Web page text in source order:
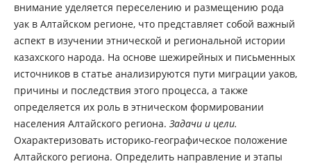
внимание уделяется переселению и размещению рода
уак в Алтайском регионе, что представляет собой важный
аспект в изучении этнической и региональной истории
казахского народа. На основе шежирейных и письменных
источников в статье анализируются пути миграции уаков,
причины и последствия этого процесса, а также
определяется их роль в этническом формировании
населения Алтайского региона. Задачи и цели.
Охарактеризовать историко-географическое положение
Алтайского региона. Определить направление и этапы